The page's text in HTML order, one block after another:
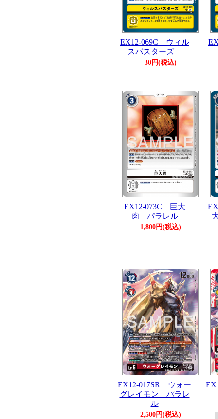
EX12-069C ウィル
スバスターズ
30円(税込)
EX12-073C 巨大
肉 パラレル
1,800円(税込)
EX12-017SR ウォー
グレイモン パラレ
ル
2,500円(税込)